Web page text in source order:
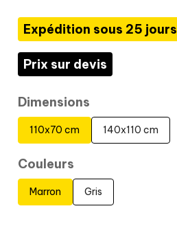
Expédition sous 25 jours
Prix sur devis
Dimensions
110x70 cm 140x110 cm
Couleurs
Marron Gris